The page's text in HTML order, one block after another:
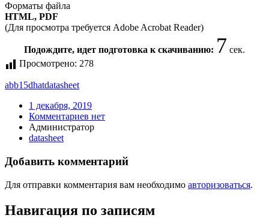
Форматы файла
HTML, PDF
(Для просмотра требуется Adobe Acrobat Reader)
Подождите, идет подготовка к скачиванию: 7 сек.
Просмотрено: 278
abb15dhatdatasheet
1 декабря, 2019
Комментариев нет
Администратор
datasheet
Добавить комментарий
Для отправки комментария вам необходимо авторизоваться.
Навигация по записям